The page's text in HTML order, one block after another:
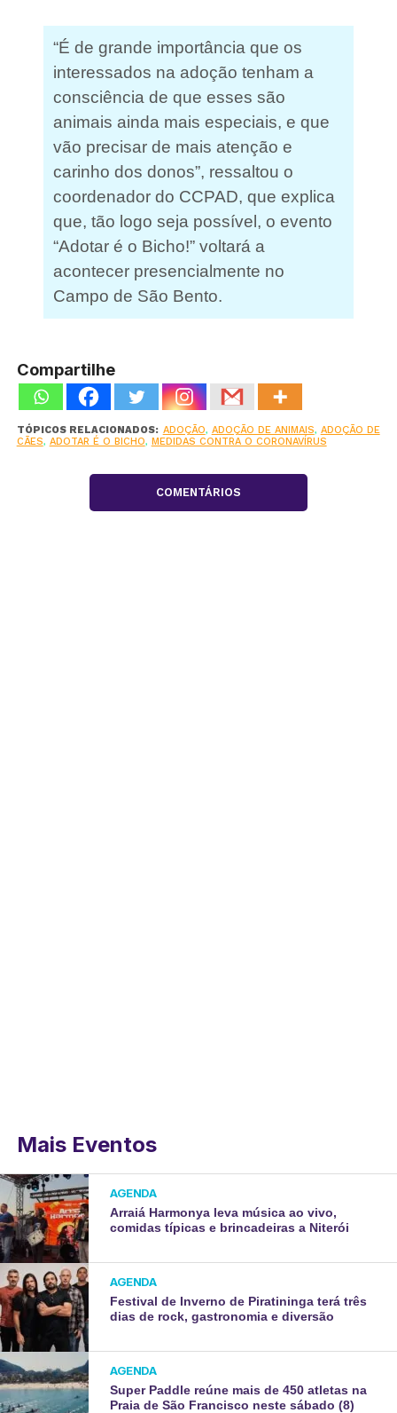
“É de grande importância que os
interessados na adoção tenham a
consciência de que esses são
animais ainda mais especiais, e que
vão precisar de mais atenção e
carinho dos donos”, ressaltou o
coordenador do CCPAD, que explica
que, tão logo seja possível, o evento
“Adotar é o Bicho!” voltará a
acontecer presencialmente no
Campo de São Bento.
Compartilhe
TÓPICOS RELACIONADOS: ADOÇÃO, ADOÇÃO DE ANIMAIS, ADOÇÃO DE
CÃES, ADOTAR É O BICHO, MEDIDAS CONTRA O CORONAVÍRUS
COMENTÁRIOS
Mais Eventos
AGENDA
Arraiá Harmonya leva música ao vivo,
comidas típicas e brincadeiras a Niterói
AGENDA
Festival de Inverno de Piratininga terá três
dias de rock, gastronomia e diversão
AGENDA
Super Paddle reúne mais de 450 atletas na
Praia de São Francisco neste sábado (8)